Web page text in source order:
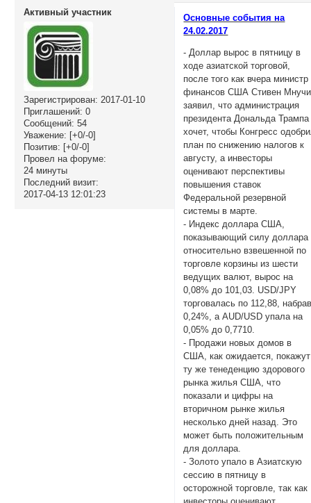
Активный участник
Зарегистрирован: 2017-01-10
Приглашений: 0
Сообщений: 54
Уважение: [+0/-0]
Позитив: [+0/-0]
Провел на форуме:
24 минуты
Последний визит:
2017-04-13 12:01:23
Основные события на
24.02.2017
- Доллар вырос в пятницу в
ходе азиатской торговой,
после того как вчера министр
финансов США Стивен
заявил, что администрация
президента Дональда Трампа
хочет, чтобы Конгресс
план по снижению налогов к
августу, а инвесторы
оценивают перспективы
повышения ставок
Федеральной резервной
системы в марте.
- Индекс доллара США,
показывающий силу доллара
относительно взвешенной по
торговле корзины из шести
ведущих валют, вырос на
0,08% до 101,03. USD/JPY
торговалась по 112,88,
0,24%, а AUD/USD упала на
0,05% до 0,7710.
- Продажи новых домов в
США, как ожидается, покажут
ту же тенеденцию здорового
рынка жилья США, что
показали и цифры на
вторичном рынке жилья
несколько дней назад. Это
может быть положительным
для доллара.
- Золото упало в Азиатскую
сессию в пятницу в
осторожной торговле, так как